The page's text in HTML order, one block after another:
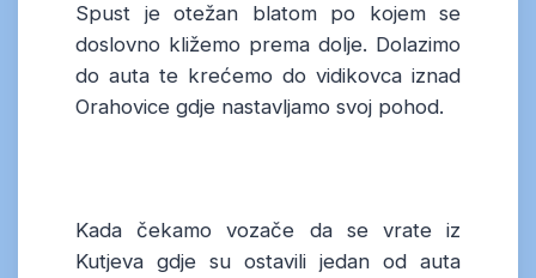
Spust je otežan blatom po kojem se
doslovno kližemo prema dolje. Dolazimo
do auta te krećemo do vidikovca iznad
Orahovice gdje nastavljamo svoj pohod.
Kada čekamo vozače da se vrate iz
Kutjeva gdje su ostavili jedan od auta